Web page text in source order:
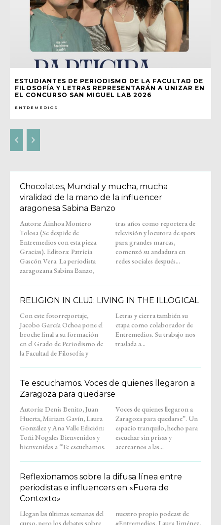
ESTUDIANTES DE PERIODISMO DE LA FACULTAD DE
FILOSOFÍA Y LETRAS REPRESENTARÁN A UNIZAR EN
EL CONCURSO SAN MIGUEL LAB 2026
ENTREMEDIOS
Chocolates, Mundial y mucha, mucha
viralidad de la mano de la influencer
aragonesa Sabina Banzo
Autora: Ainhoa Montero
Tolosa (Se despide de
Entremedios con esta pieza.
Gracias). Editora: Patricia
Gascón Vera. La periodista
zaragozana Sabina Banzo,
tras años como reportera de
televisión y locutora de spots
para grandes marcas,
comenzó su andadura en
redes sociales después...
RELIGION IN CLUJ: LIVING IN THE ILLOGICAL
Con este fotorreportaje,
Jacobo García Ochoa pone el
broche final a su formación
en el Grado de Periodismo de
la Facultad de Filosofía y
Letras y cierra también su
etapa como colaborador de
Entremedios. Su trabajo nos
traslada a...
Te escuchamos. Voces de quienes llegaron a
Zaragoza para quedarse
Autoría: Denis Benito, Juan
Huerta, Miriam Gavín, Laura
González y Ana Valle Edición:
Toñi Nogales Bienvenidos y
bienvenidas a “Te escuchamos.
Voces de quienes llegaron a
Zaragoza para quedarse”. Un
espacio tranquilo, hecho para
escuchar sin prisas y
acercarnos a las...
Reflexionamos sobre la difusa línea entre
periodistas e influencers en «Fuera de
Contexto»
Llegan las últimas semanas del
curso, pero los debates sobre
nuestro propio podcast de
#Entremedios. Laura Jiménez,